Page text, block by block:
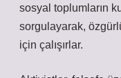
sosyal toplumların
sorgulayarak,
için çalışırlar.